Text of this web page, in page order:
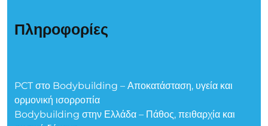
Πληροφορίες
PCT στο Bodybuilding – Αποκατάσταση, υγεία και
ορμονική ισορροπία
Bodybuilding στην Ελλάδα – Πάθος, πειθαρχία και